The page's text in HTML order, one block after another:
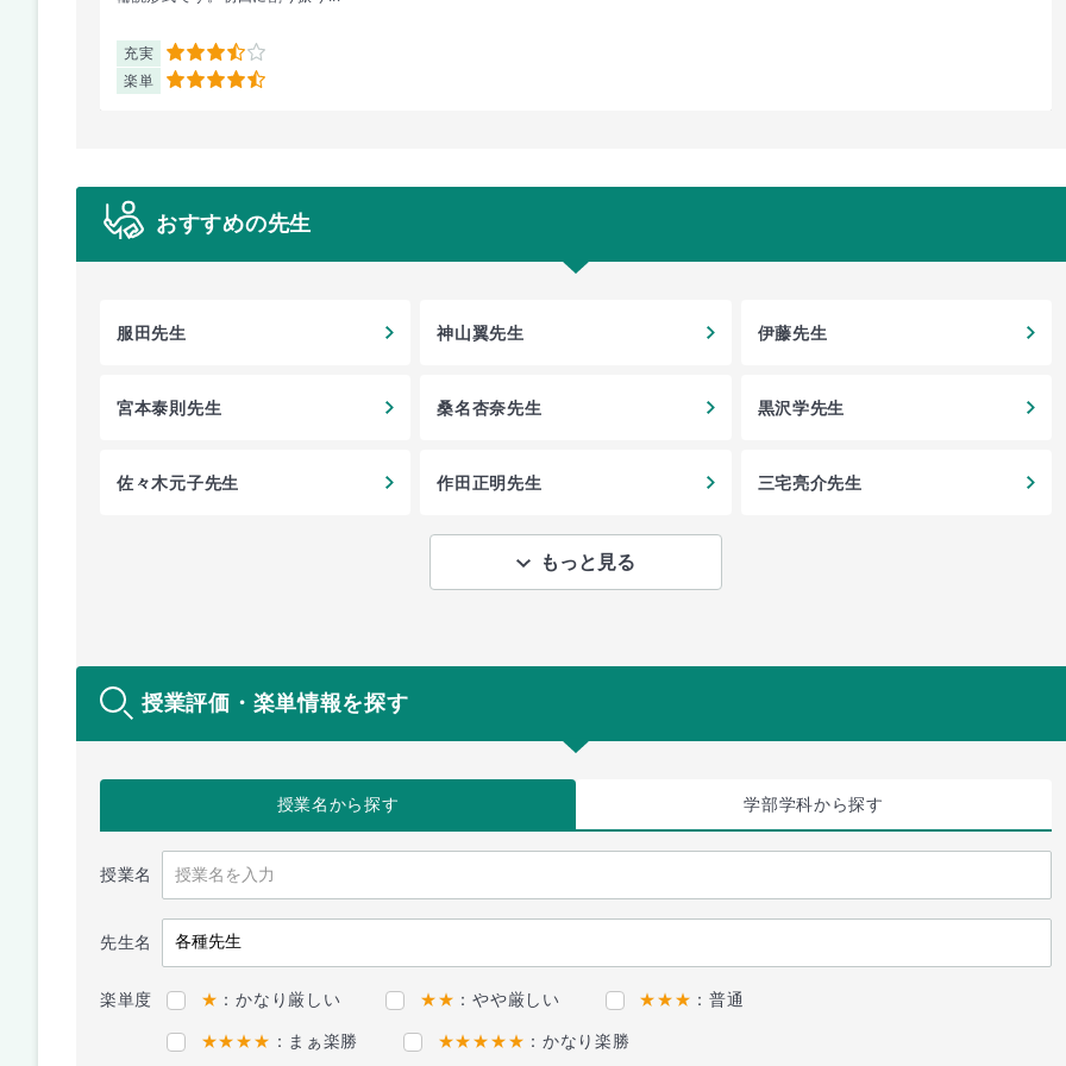
充実 3.5
楽単 4.5
おすすめの先生
服田先生 神山翼先生 伊藤先生
宮本泰則先生 桑名杏奈先生 黒沢学先生
佐々木元子先生 作田正明先生 三宅亮介先生
もっと見る
授業評価・楽単情報を探す
授業名から探す 学部学科から探す
授業名
先生名
楽単度 ★ ：かなり厳しい ★★ ：やや厳しい ★★★ ：普通
★★★★ ：まぁ楽勝 ★★★★★ ：かなり楽勝